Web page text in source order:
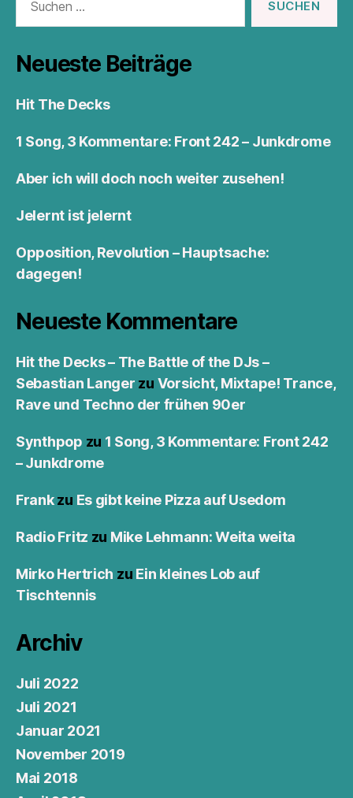
nach:
Neueste Beiträge
Hit The Decks
1 Song, 3 Kommentare: Front 242 – Junkdrome
Aber ich will doch noch weiter zusehen!
Jelernt ist jelernt
Opposition, Revolution – Hauptsache:
dagegen!
Neueste Kommentare
Hit the Decks – The Battle of the DJs –
Sebastian Langer zu Vorsicht, Mixtape! Trance,
Rave und Techno der frühen 90er
Synthpop zu 1 Song, 3 Kommentare: Front 242
– Junkdrome
Frankzu Es gibt keine Pizza auf Usedom
Radio Fritz zu Mike Lehmann: Weita weita
Mirko Hertrich zu Ein kleines Lob auf
Tischtennis
Archiv
Juli 2022
Juli 2021
Januar 2021
November 2019
Mai 2018